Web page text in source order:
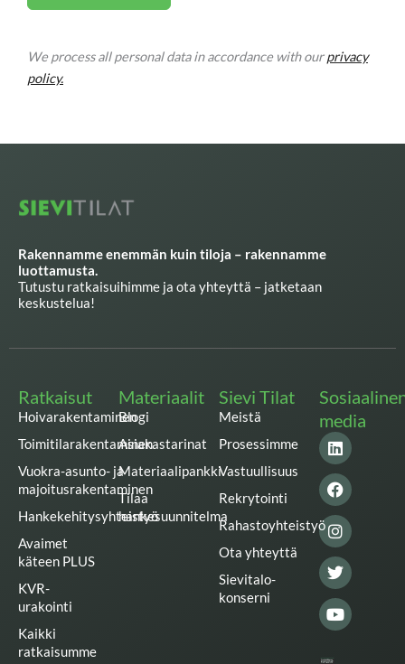
We process all personal data in accordance with our privacy
policy.
Rakennamme enemmän kuin tiloja – rakennamme
luottamusta.
Tutustu ratkaisuihimme ja ota yhteyttä – jatketaan
keskustelua!
Ratkaisut
Hoivarakentaminen
Toimitilarakentaminen
Vuokra-asunto- ja
majoitusrakentaminen
Hankekehitysyhteistyö
Avaimet
käteen PLUS
KVR-
urakointi
Kaikki
ratkaisumme
Materiaalit
Blogi
Asiakastarinat
Materiaalipankki
Tilaa
hankesuunnitelma
Sievi Tilat
Meistä
Prosessimme
Vastuullisuus
Rekrytointi
Rahastoyhteistyö
Ota yhteyttä
Sievitalo-
konserni
media
L
i
n
k
e
d
i
n
F
a
c
e
b
o
o
k
I
n
s
t
a
g
r
a
m
T
w
i
t
t
e
r
Y
o
u
t
u
b
e